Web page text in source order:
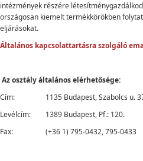
intézmények részére
országosan kiemelt termékkörökben
eljárásokat.
Általános kapcsolattartásra szolgáló
Az osztály általános elérhetősége:
Cím:
1135 Budapest, Szabolcs u.
Levélcím:
1389 Budapest, Pf.: 120.
Fax:
(+36 1) 795-0432, 795-0433